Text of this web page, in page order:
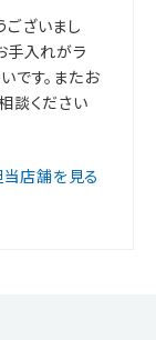
ざいまし
手入れがラ
です。またお
談ください
店舗を見る